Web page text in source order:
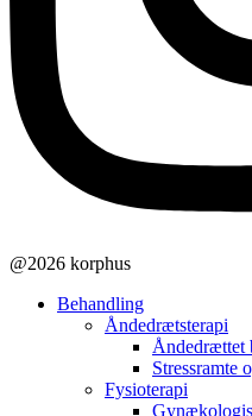
@2026 korphus
Behandling
Åndedrætsterapi
Åndedrættet
Stressramte
Fysioterapi